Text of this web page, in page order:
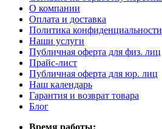
О компании
Оплата и доставка
Политика конфиденциальности
Наши услуги
Публичная оферта для физ. лиц
Прайс-лист
Публичная оферта для юр. лиц
Наш календарь
Гарантия и возврат товара
Блог
Время работы: